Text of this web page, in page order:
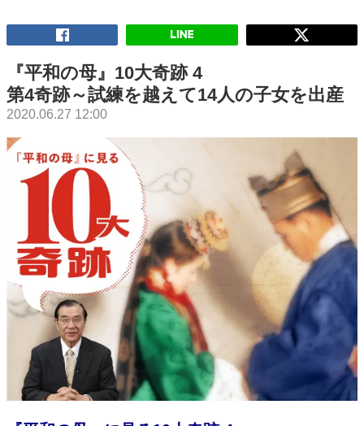
『平和の母』10大奇跡 4
第4奇跡～試練を越えて14人の子女を出産
2020.06.27 12:00